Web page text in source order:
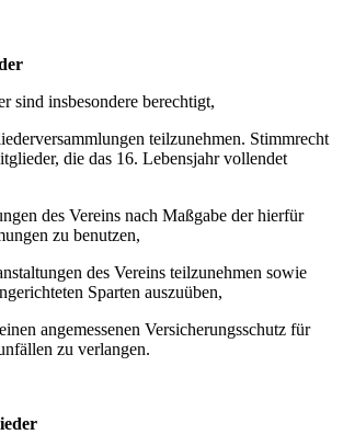
sind insbesondere berechtigt,
teilzunehmen. Stimmrecht
die das 16. Lebensjahr vollendet
des Vereins nach Maßgabe der hierfür
zu benutzen,
des Vereins teilzunehmen sowie
Sparten auszuüben,
angemessenen Versicherungsschutz für
zu verlangen.